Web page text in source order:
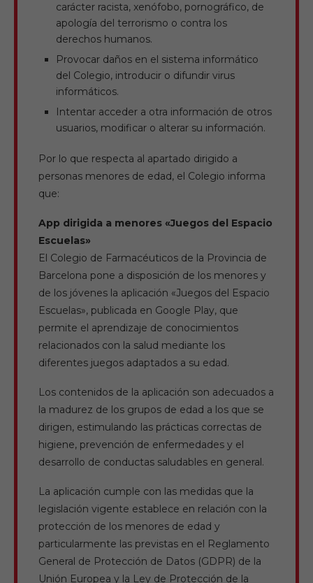
carácter racista, xenófobo, pornográfico, de
apología del terrorismo o contra los
derechos humanos.
Provocar daños en el sistema informático
del Colegio, introducir o difundir virus
informáticos.
Intentar acceder a otra información de otros
usuarios, modificar o alterar su información.
Por lo que respecta al apartado dirigido a
personas menores de edad, el Colegio informa
que:
App dirigida a menores «Juegos del Espacio
Escuelas»
El Colegio de Farmacéuticos de la Provincia de
Barcelona pone a disposición de los menores y
de los jóvenes la aplicación «Juegos del Espacio
Escuelas», publicada en Google Play, que
permite el aprendizaje de conocimientos
relacionados con la salud mediante los
diferentes juegos adaptados a su edad.
Los contenidos de la aplicación son adecuados a
la madurez de los grupos de edad a los que se
dirigen, estimulando las prácticas correctas de
higiene, prevención de enfermedades y el
desarrollo de conductas saludables en general.
La aplicación cumple con las medidas que la
legislación vigente establece en relación con la
protección de los menores de edad y
particularmente las previstas en el Reglamento
General de Protección de Datos (GDPR) de la
Unión Europea y la Ley de Protección de la